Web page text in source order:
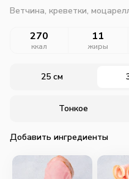
Ветчина, креветки,
270
ккал
11
жиры
25 см
Тонкое
Добавить ингредиенты